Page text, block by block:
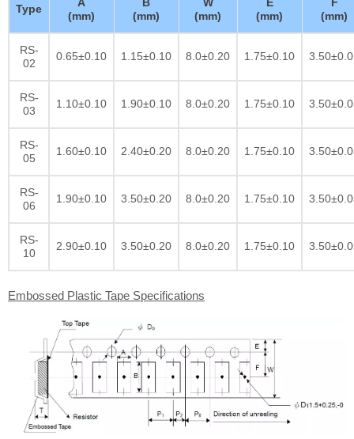
Type
(mm)
(mm)
(mm)
(mm)
(mm)
RS-
02
0.65±0.10 1.15±0.10 8.0±0.20 1.75±0.10
RS-
03
1.10±0.10 1.90±0.10 8.0±0.20 1.75±0.10
RS-
05
1.60±0.10 2.40±0.20 8.0±0.20 1.75±0.10
RS-
06
1.90±0.10 3.50±0.20 8.0±0.20 1.75±0.10
RS-
10
2.90±0.10 3.50±0.20 8.0±0.20 1.75±0.10
Embossed Plastic Tape Specifications